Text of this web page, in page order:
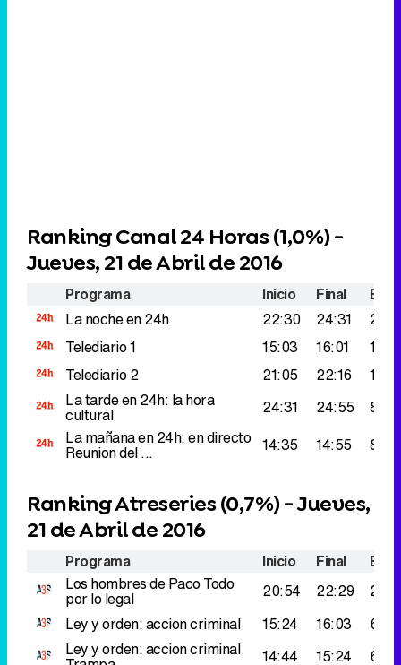
Ranking Canal 24 Horas (1,0%) -
Jueves, 21 de Abril de 2016
Programa Inicio Final
La noche en 24h
22:30 24:31
Telediario 1
15:03 16:01
Telediario 2
21:05 22:16
La tarde en 24h: la hora
cultural 24:31 24:55
La mañana en 24h: en directo
Reunion del ... 14:35 14:55
Ranking Atreseries (0,7%) - Jueves,
21 de Abril de 2016
Programa Inicio Final
Los hombres de PacoTodo
por lo legal 20:54 22:29
Ley y orden: accion criminal
15:24 16:03
Ley y orden: accion criminal
14:44 15:24